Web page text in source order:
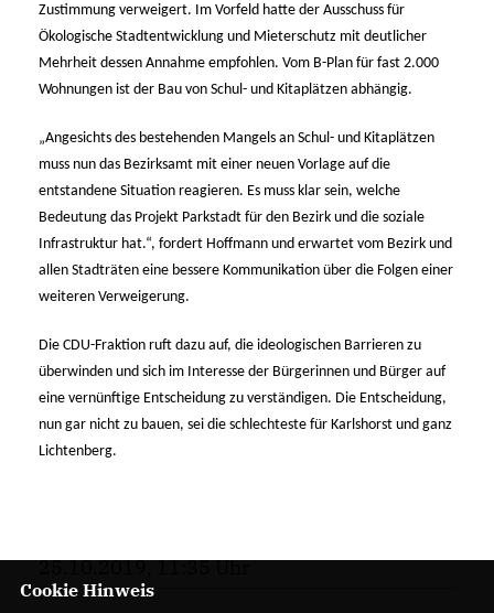
Zustimmung verweigert. Im Vorfeld hatte der Ausschuss für
Ökologische Stadtentwicklung und Mieterschutz mit deutlicher
Mehrheit dessen Annahme empfohlen. Vom B-Plan für fast 2.000
Wohnungen ist der Bau von Schul- und Kitaplätzen abhängig.
Angesichts des bestehenden Mangels an Schul- und Kitaplätzen
muss nun das Bezirksamt mit einer neuen Vorlage auf die
entstandene Situation reagieren. Es muss klar sein, welche
Bedeutung das Projekt Parkstadt für den Bezirk und die soziale
Infrastruktur hat.“, fordert Hoffmann und erwartet vom Bezirk und
allen Stadträten eine bessere Kommunikation über die Folgen einer
weiteren Verweigerung.
Die CDU-Fraktion ruft dazu auf, die ideologischen Barrieren zu
überwinden und sich im Interesse der Bürgerinnen und Bürger auf
eine vernünftige Entscheidung zu verständigen. Die Entscheidung,
nun gar nicht zu bauen, sei die schlechteste für Karlshorst und ganz
Lichtenberg.
25.10.2019, 11:35 Uhr
Cookie Hinweis